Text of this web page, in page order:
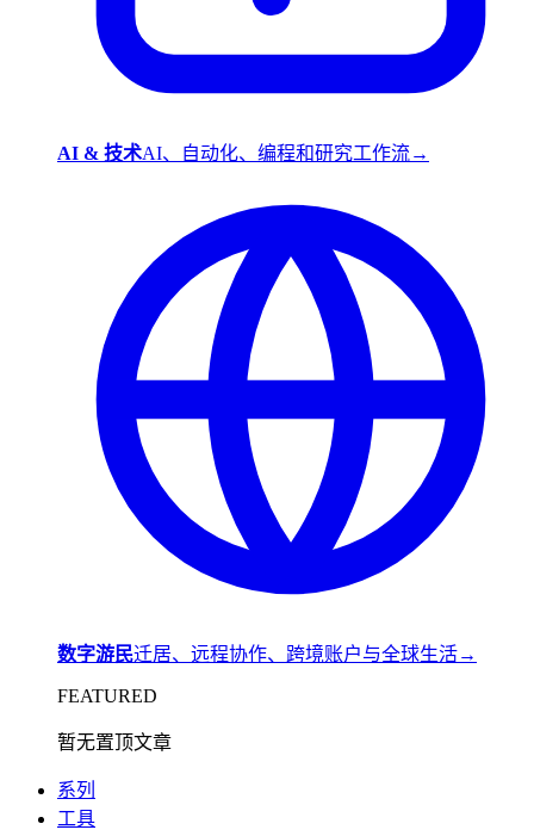
AI & 技术AI、自动化、编程和研究工作流→
数字游民迁居、远程协作、跨境账户与全球生活→
FEATURED
暂无置顶文章
系列
工具